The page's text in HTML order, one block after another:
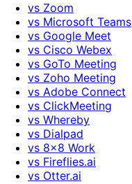
vs Zoom
vs Microsoft Teams
vs Google Meet
vs Cisco Webex
vs GoTo Meeting
vs Zoho Meeting
vs Adobe Connect
vs ClickMeeting
vs Whereby
vs Dialpad
vs 8x8 Work
vs Fireflies.ai
vs Otter.ai